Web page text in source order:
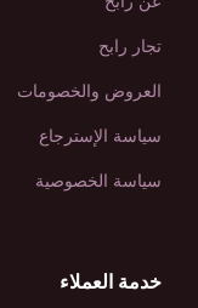
تجار رابح
العروض والخصومات
سياسة الإسترجاع
سياسة الخصوصية
خدمة العملاء